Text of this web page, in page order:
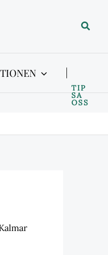
Sök
TIP
SA
OSS